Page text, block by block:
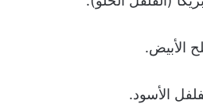
الأبيض.
الأسود.